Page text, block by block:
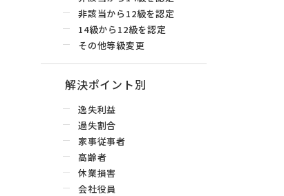
非該当から12級を認定
14級から12級を認定
その他等級変更
解決ポイント別
逸失利益
過失割合
家事従事者
高齢者
休業損害
会社役員